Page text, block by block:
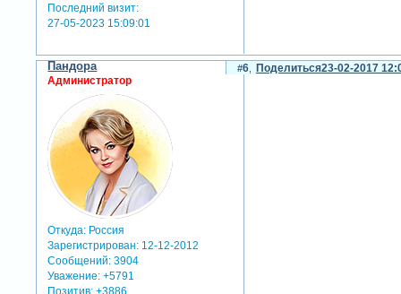
Последний визит:
27-05-2023 15:09:01
Поделиться
6 23-02-2017
Пандора
Администратор
Откуда: Россия
Зарегистрирован: 12-12-2012
Сообщений: 3904
Уважение: +5791
Позитив: +3886